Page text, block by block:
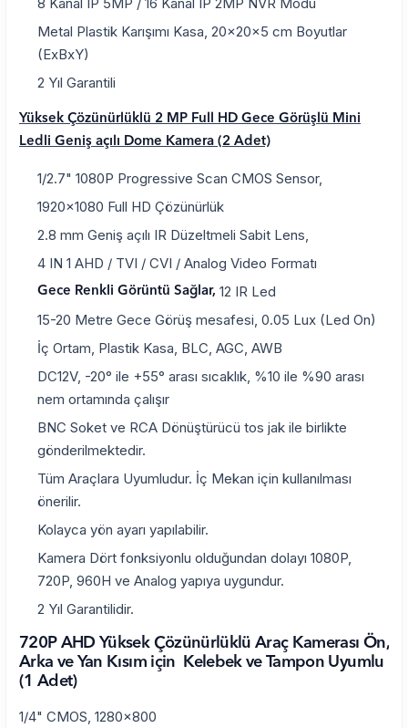
8 Kanal IP 5MP / 16 Kanal IP 2MP NVR Modu
Metal Plastik Karışımı Kasa, 20x20x5 cm Boyutlar
(ExBxY)
2 Yıl Garantili
Yüksek Çözünürlüklü 2 MP Full HD Gece Görüşlü Mini
Ledli Geniş açılı Dome Kamera (2 Adet)
1/2.7" 1080P Progressive Scan CMOS Sensor,
1920x1080 Full HD Çözünürlük
2.8 mm Geniş açılı IR Düzeltmeli Sabit Lens,
4 IN 1 AHD / TVI / CVI / Analog Video Formatı
Gece Renkli Görüntü Sağlar, 12 IR Led
15-20 Metre Gece Görüş mesafesi, 0.05 Lux (Led On)
İç Ortam, Plastik Kasa, BLC, AGC, AWB
DC12V, -20° ile +55° arası sıcaklık, %10 ile %90 arası
nem ortamında çalışır
BNC Soket ve RCA Dönüştürücü tos jak ile birlikte
gönderilmektedir.
Tüm Araçlara Uyumludur. İç Mekan için kullanılması
önerilir.
Kolayca yön ayarı yapılabilir.
Kamera Dört fonksiyonlu olduğundan dolayı 1080P,
720P, 960H ve Analog yapıya uygundur.
2 Yıl Garantilidir.
720P AHD Yüksek Çözünürlüklü Araç Kamerası Ön,
Arka ve Yan Kısım için Kelebek ve Tampon Uyumlu
(1 Adet)
1/4" CMOS, 1280x800